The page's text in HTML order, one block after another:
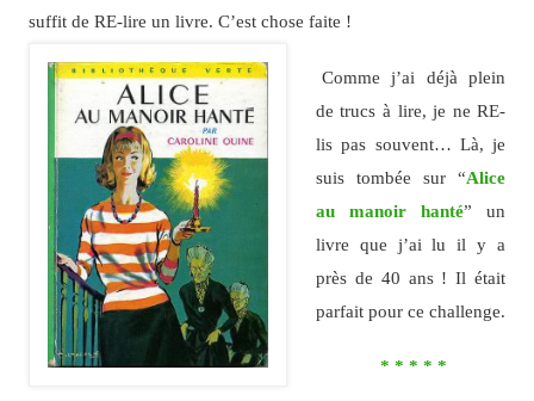
suffit de RE-lire un livre. C’est chose faite !
Comme j’ai déjà plein
de trucs à lire, je ne RE-
lis pas souvent… Là, je
suis tombée sur “Alice
au manoir hanté” un
livre que j’ai lu il y a
près de 40 ans ! Il était
parfait pour ce challenge.
* * * * *